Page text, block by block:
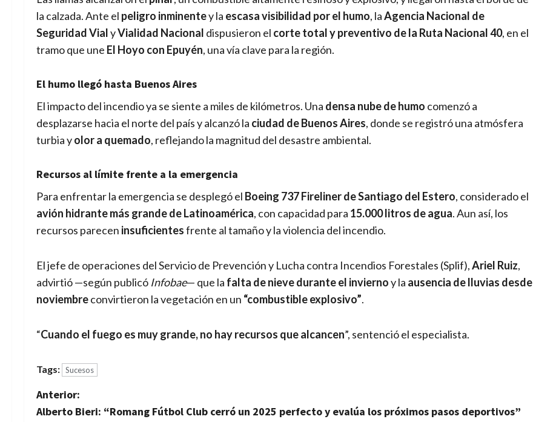
la calzada. Ante el peligro inminentey la escasa visibilidad por el humo, laAgencia Nacional de
Seguridad VialyVialidad Nacional dispusieron el corte total y preventivo de la Ruta Nacional 40, en el
tramo que une El Hoyo con Epuyén, una vía clave para la región.
El humo llegó hasta Buenos Aires
El impacto del incendio ya se siente a miles de kilómetros. Una densa nube de humo comenzó a
desplazarse hacia el norte del país y alcanzó la ciudad de Buenos Aires, donde se registró una atmósfera
turbia yolor a quemado, reflejando la magnitud del desastre ambiental.
Recursos al límite frente a la emergencia
Para enfrentar la emergencia se desplegó el Boeing 737 Fireliner de Santiago del Estero, considerado el
avión hidrante más grande de Latinoamérica, con capacidad para 15.000 litros de agua. Aun así, los
recursos parecen insuficientesfrente al tamaño y la violencia del incendio.
El jefe de operaciones del Servicio de Prevención y Lucha contra Incendios Forestales (Splif),Ariel Ruiz,
advirtió —según publicó Infobae— que la falta de nieve durante el inviernoy la ausencia de lluvias desde
noviembreconvirtieron la vegetación en un “combustible explosivo”.
“Cuando el fuego es muy grande, no hay recursos que alcancen”, sentenció el especialista.
Tags: Sucesos
N
Anterior:
Alberto Bieri: “Romang Fútbol Club cerró un 2025 perfecto y evalúa los próximos pasos deportivos”